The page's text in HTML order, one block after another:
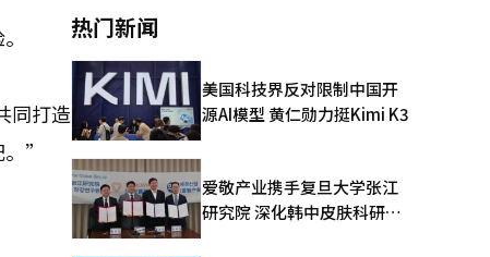
同打造
”
热门新闻
美国科技界反对限制中国开
源AI模型 黄仁勋力挺Kimi K3
爱敬产业携手复旦大学张江
研究院 深化韩中皮肤科研合